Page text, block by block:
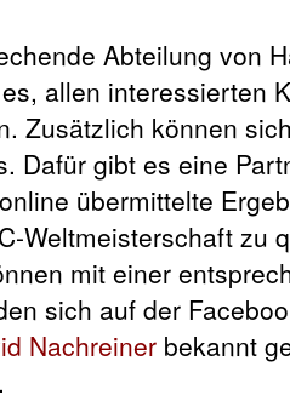
Abteilung von
allen interessierten
Zusätzlich können
Dafür gibt es eine
übermittelte
Weltmeisterschaft zu
mit einer
sich auf der
Nachreiner bekannt